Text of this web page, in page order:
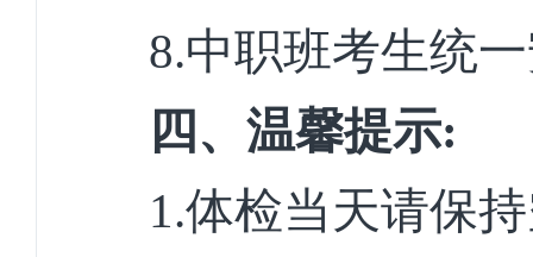
8.中职班考生统
四、温馨提示:
1.体检当天请保